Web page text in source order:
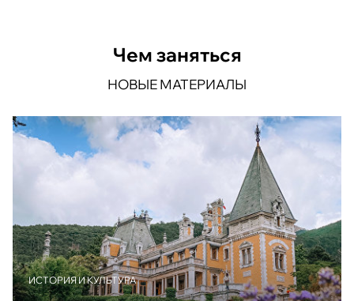
Чем заняться
НОВЫЕ МАТЕРИАЛЫ
ИСТОРИЯ И КУЛЬТУРА